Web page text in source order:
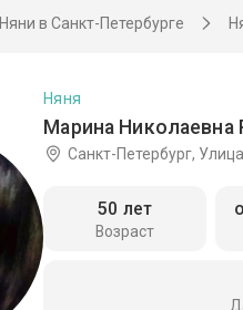
Няни в Санкт-Петербурге
Марина Николаевна
Няня
Санкт-Петербург,
Возраст
50 лет